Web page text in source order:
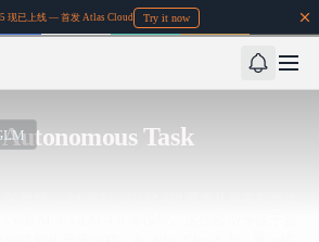
现已上线 — 首发 Atlas Cloud Try it now
Task